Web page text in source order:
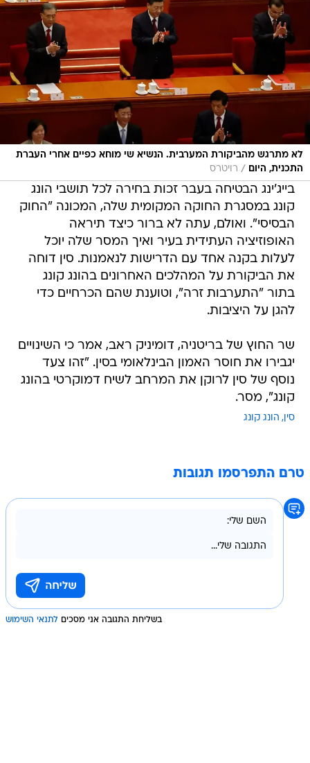
לא מתרגש מהביקורת המערבית. הנשיא שי מוחא כפיים אחרי העברת
התכנית, היום
/ רויטרס
בייג'ינג הבטיחה בעבר זכות בחירה לכל תושבי הונג
קונג במסגרת החוקה המקומית שלה, המכונה "החוק
הבסיסי". ואולם, עתה לא ברור כיצד תיראה
האופוזיציה העתידית בעיר ואיך המסר שלה יוכל
לעלות בקנה אחד עם הדרישות לנאמנות. סין דוחה
את הביקורת על המהלכים האחרונים בהונג קונג
בתור "התערבות זרה", וטוענת שהם הכרחיים כדי
להגן על היציבות.
שר החוץ של בריטניה, דומיניק ראב, אמר כי השינויים
יגבירו את חוסר האמון הבינלאומי בסין. "זהו צעד
נוסף של סין לרוקן את המרחב לשיח דמוקרטי בהונג
קונג", מסר.
סין הונג קונג
טרם התפרסמו תגובות
בשליחת התגובה אני מסכים לתנאי השימוש